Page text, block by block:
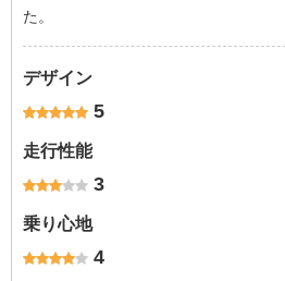
た。
デザイン
5
走行性能
3
乗り心地
4